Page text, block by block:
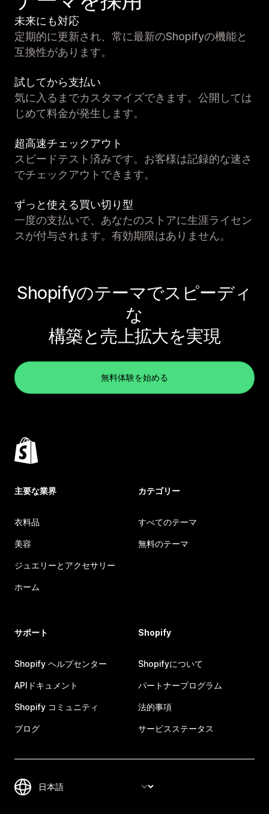
未来にも対応
定期的に更新され、常に最新のShopifyの機能と
互換性があります。
試してから支払い
気に入るまでカスタマイズできます。公開しては
じめて料金が発生します。
超高速チェックアウト
スピードテスト済みです。お客様は記録的な速さ
でチェックアウトできます。
ずっと使える買い切り型
一度の支払いで、あなたのストアに生涯ライセン
スが付与されます。有効期限はありません。
Shopifyのテーマでスピーディ
な
構築と売上拡大を実現
無料体験を始める
主要な業界
衣料品
美容
ジュエリーとアクセサリー
ホーム
カテゴリー
すべてのテーマ
無料のテーマ
サポート
Shopify ヘルプセンター
APIドキュメント
Shopify コミュニティ
ブログ
Shopify
Shopifyについて
パートナープログラム
法的事項
サービスステータス